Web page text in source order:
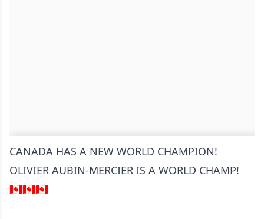
CANADA HAS A NEW WORLD CHAMPION!
OLIVIER AUBIN-MERCIER IS A WORLD CHAMP!
🇨🇦🇨🇦🇨🇦